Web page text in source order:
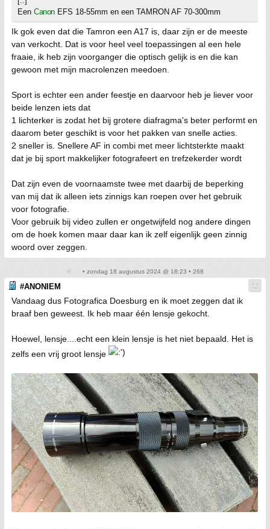
Een CanonEFS 18-55mm en een TAMRON AF 70-300mm
Ik gok even dat die Tamron een A17 is, daar zijn er de meeste
van verkocht. Dat is voor heel veel toepassingen al een hele
fraaie, ik heb zijn voorganger die optisch gelijk is en die kan
gewoon met mijn macrolenzen meedoen.
Sport is echter een ander feestje en daarvoor heb je liever voor
beide lenzen iets dat
1 lichterker is zodat het bij grotere diafragma's beter performt en
daarom beter geschikt is voor het pakken van snelle acties.
2 sneller is. Snellere AF in combi met meer lichtsterkte maakt
dat je bij sport makkelijker fotografeert en trefzekerder wordt
Dat zijn even de voornaamste twee met daarbij de beperking
van mij dat ik alleen iets zinnigs kan roepen over het gebruik
voor fotografie.
Voor gebruik bij video zullen er ongetwijfeld nog andere dingen
om de hoek komen maar daar kan ik zelf eigenlijk geen zinnig
woord over zeggen.
• zondag 18 augustus 2024 @ 18:23 • 268
#ANONIEM
Vandaag dus Fotografica Doesburg en ik moet zeggen dat ik
braaf ben geweest. Ik heb maar één lensje gekocht.
Hoewel, lensje....echt een klein lensje is het niet bepaald. Het is
zelfs een vrij groot lensje